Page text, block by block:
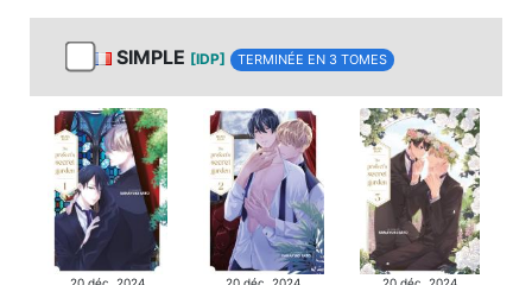
MANGA
SIMPLE [IDP] TERMINÉE EN 3 TOMES